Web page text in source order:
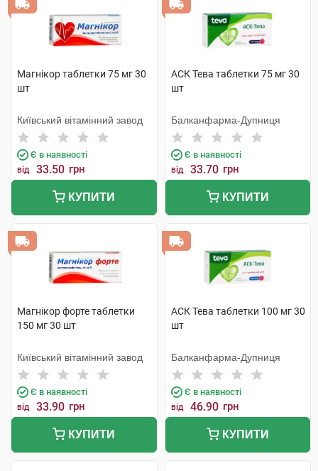
Магнікор таблетки 75 мг 30
шт
Київський вітамінний завод
Є в наявності
від 33.50 грн
КУПИТИ
АСК Тева таблетки 75 мг 30
шт
Балканфарма-Дупниця
Є в наявності
від 33.70 грн
КУПИТИ
Магнікор форте таблетки
150 мг 30 шт
Київський вітамінний завод
Є в наявності
від 33.90 грн
КУПИТИ
АСК Тева таблетки 100 мг 30
шт
Балканфарма-Дупниця
Є в наявності
від 46.90 грн
КУПИТИ